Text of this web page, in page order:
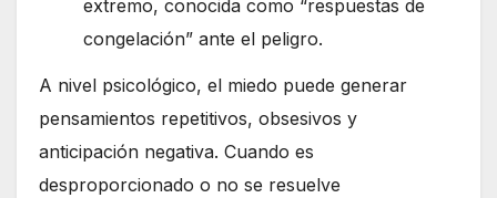
extremo, conocida como “respuestas de
congelación” ante el peligro.
A nivel psicológico, el miedo puede generar
pensamientos repetitivos, obsesivos y
anticipación negativa. Cuando es
desproporcionado o no se resuelve